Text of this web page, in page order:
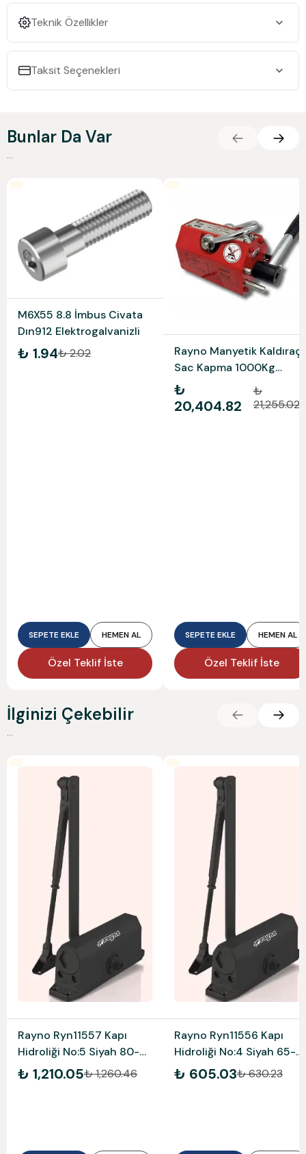
Teknik Özellikler
Taksit Seçenekleri
Bunlar Da Var
...
M6X55 8.8 İmbus Civata
Dın912 Elektrogalvanizli
₺ 1.94₺ 2.02
SEPETE EKLE HEMEN AL
Özel Teklif İste
Rayno Manyetik Kaldıraç
Sac Kapma 1000Kg
Ryn11254
₺
20,404.82
₺
21,255.02
SEPETE EKLE HEMEN AL
Özel Teklif İste
İlginizi Çekebilir
...
Rayno Ryn11557 Kapı
Hidroliği No:5 Siyah 80-
120 Kg
₺ 1,210.05₺ 1,260.46
Rayno Ryn11556 Kapı
Hidroliği No:4 Siyah 65-
85 Kg
₺ 605.03₺ 630.23